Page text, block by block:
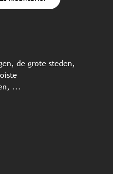
de grote steden,
...